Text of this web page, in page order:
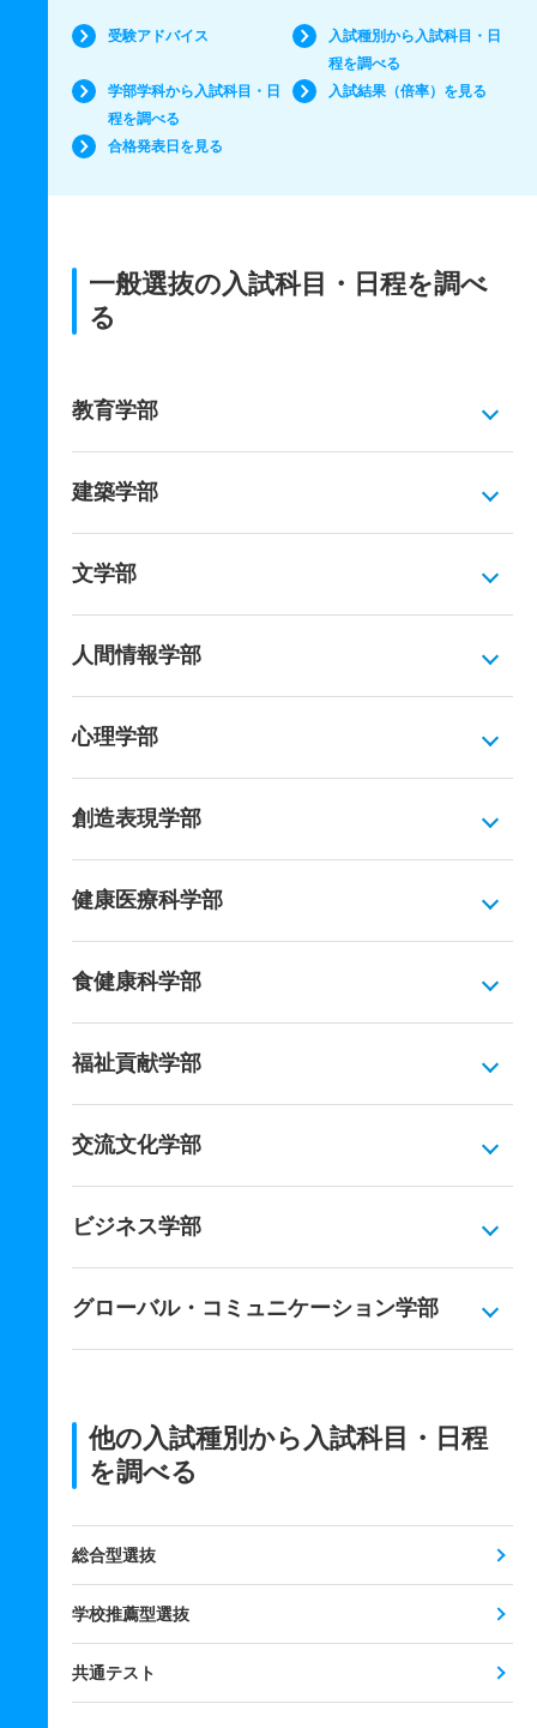
受験アドバイス
入試種別から入試科目・日
程を調べる
学部学科から入試科目・日
程を調べる
入試結果（倍率）を見る
合格発表日を見る
一般選抜の入試科目・日程を調べ
る
教育学部
建築学部
文学部
人間情報学部
心理学部
創造表現学部
健康医療科学部
食健康科学部
福祉貢献学部
交流文化学部
ビジネス学部
グローバル・コミュニケーション学部
他の入試種別から入試科目・日程
を調べる
総合型選抜
学校推薦型選抜
共通テスト